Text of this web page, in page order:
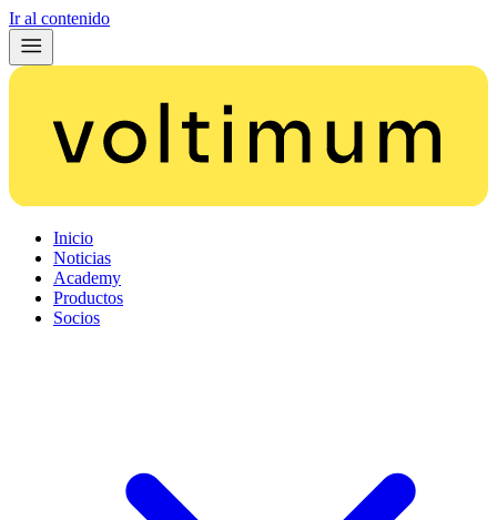
Ir al contenido
Inicio
Noticias
Academy
Productos
Socios